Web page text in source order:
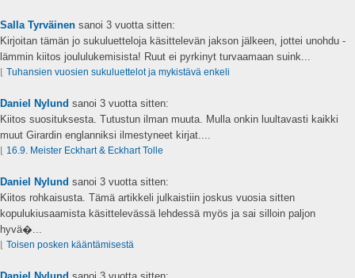
Salla Tyrväinen sanoi 3 vuotta sitten:
Kirjoitan tämän jo sukuluetteloja käsittelevän jakson jälkeen, jottei unohdu -
lämmin kiitos joululukemisista! Ruut ei pyrkinyt turvaamaan suink...
⌊ Tuhansien vuosien sukuluettelot ja mykistävä enkeli
Daniel Nylund sanoi 3 vuotta sitten:
Kiitos suosituksesta. Tutustun ilman muuta. Mulla onkin luultavasti kaikki
muut Girardin englanniksi ilmestyneet kirjat....
⌊ 16.9. Meister Eckhart & Eckhart Tolle
Daniel Nylund sanoi 3 vuotta sitten:
Kiitos rohkaisusta. Tämä artikkeli julkaistiin joskus vuosia sitten
kopulukiusaamista käsittelevässä lehdessä myös ja sai silloin paljon
hyvä�...
⌊ Toisen posken kääntämisestä
Daniel Nylund sanoi 3 vuotta sitten: